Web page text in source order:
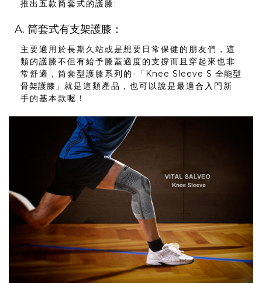
推出五款筒套式的護膝:
A. 筒套式有支架護膝：
主要適用於長期久站或是想要日常保健的朋友們，這
類的護膝不但有給予膝蓋適度的支撐而且穿起來也非
常舒適，筒套型護膝系列的- 「Knee Sleeve S 全能型
骨架護膝」 就是這類產品，也可以說是最適合入門新
手的基本款喔！